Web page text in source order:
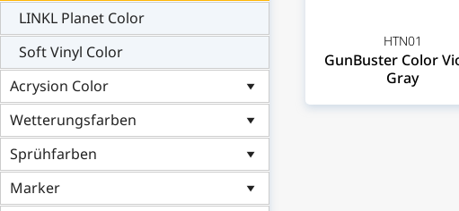
LINKL Planet Color
Soft Vinyl Color
Acrysion Color
Wetterungsfarben
Sprühfarben
Marker
HTN01
GunBuster Color
Gray